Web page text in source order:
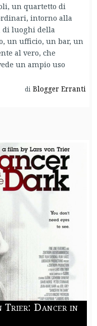
un quartetto di
intorno alla
di luoghi della
un ufficio, un bar, un
al vero, che
un ampio uso
di Blogger Erranti
Trier: Dancer in